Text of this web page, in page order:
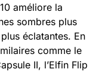
améliore la
sombres plus
éclatantes. En
comme le
II, l’Elfin Flip